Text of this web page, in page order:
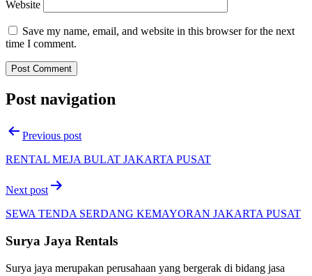
Website
Save my name, email, and website in this browser for the next
time I comment.
Post navigation
Previous post
RENTAL MEJA BULAT JAKARTA PUSAT
Next post
SEWA TENDA SERDANG KEMAYORAN JAKARTA PUSAT
Surya Jaya Rentals
Surya jaya merupakan perusahaan yang bergerak di bidang jasa